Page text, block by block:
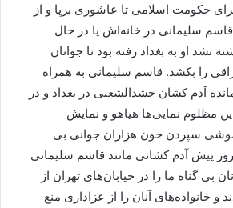
حکومت اسلامی تا عاشوری برپا و از
قاسم سلیمانی در خانه‌اش یا در حال
نشد او به بغداد رفته بود تا جوانان
را بکشد. قاسم سلیمانی به همراه
آدم کشان حشدالشعبی در بغداد و در
مظلوم نمایی‌ها هیاهو و نمایش
سپردن خون هزاران جوانی بی
پیش آدم کشانی مانند قاسم سلیمانی
بی گناه ما را در خیابان‌های تهران از
و خانواده‌های آنان را از عزاداری منع